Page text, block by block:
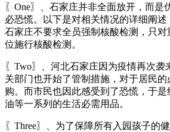
〖One〗、石家庄并非全面放开，而是
必恐慌。以下是对相关情况的详细阐述
石家庄不要求全员强制核酸检测，只
位施行核酸检测。
〖Two〗、河北石家庄因为疫情再次
关部门也开始了管制措施，对于居民
购。而市民也因此感受到了恐慌，于
油等一系列的生活必需用品。
〖Three〗、为了保障所有入园孩子的